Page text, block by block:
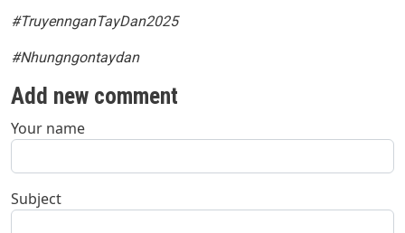
#TruyennganTayDan2025
#Nhungngontaydan
Add new comment
Your name
Subject